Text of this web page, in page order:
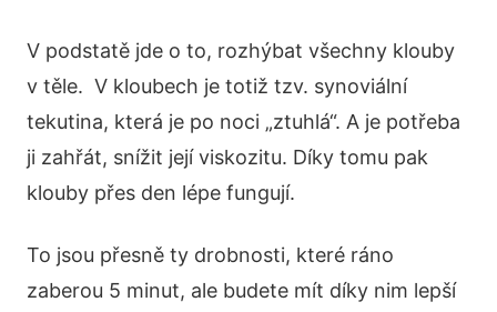
V podstatě jde o to, rozhýbat všechny klouby
v těle. V kloubech je totiž tzv. synoviální
tekutina, která je po noci „ztuhlá“. A je potřeba
ji zahřát, snížit její viskozitu. Díky tomu pak
klouby přes den lépe fungují.
To jsou přesně ty drobnosti, které ráno
zaberou 5 minut, ale budete mít díky nim lepší